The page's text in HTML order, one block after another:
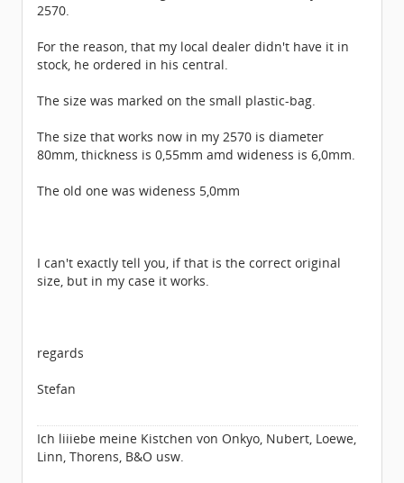
2570.
For the reason, that my local dealer didn't have it in
stock, he ordered in his central.
The size was marked on the small plastic-bag.
The size that works now in my 2570 is diameter
80mm, thickness is 0,55mm amd wideness is 6,0mm.
The old one was wideness 5,0mm
I can't exactly tell you, if that is the correct original
size, but in my case it works.
regards
Stefan
Ich liiiebe meine Kistchen von Onkyo, Nubert, Loewe,
Linn, Thorens, B&O usw.